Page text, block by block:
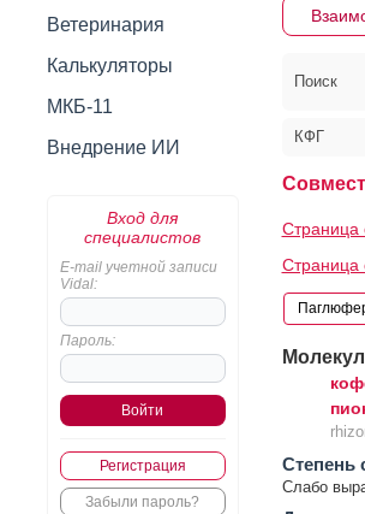
Ветеринария
Калькуляторы
МКБ-11
Внедрение ИИ
Вход для
специалистов
E-mail учетной записи
Vidal:
Пароль:
Регистрация
Забыли пароль?
Поиск
КФГ
Страница
Страница
Cтепень
Слабо